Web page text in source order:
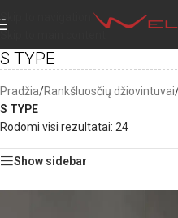
Skip to navigation
S TYPE
Pradžia/Rankšluosčių džiovintuvai
S TYPE
Rodomi visi rezultatai: 24
Show sidebar